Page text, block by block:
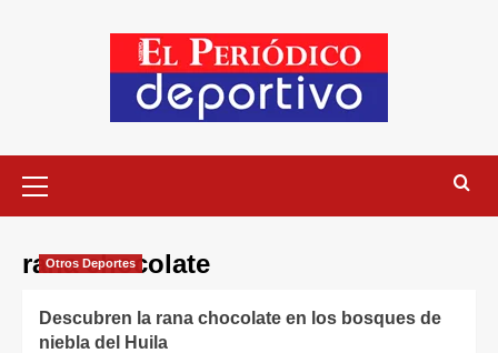
rana chocolate
Otros Deportes
Descubren la rana chocolate en los bosques de
niebla del Huila